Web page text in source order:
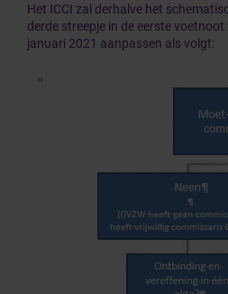
Het ICCI zal derhalve het
derde streepje in de eerste
januari 2021 aanpassen als volgt: